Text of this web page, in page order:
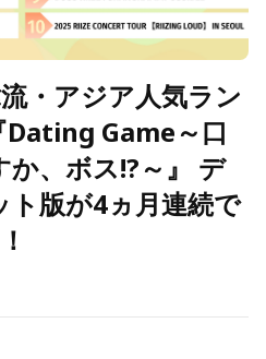
・アジア人気ラン
Dating Game～口
、ボス!?～』 デ
ト版が4ヵ月連続で